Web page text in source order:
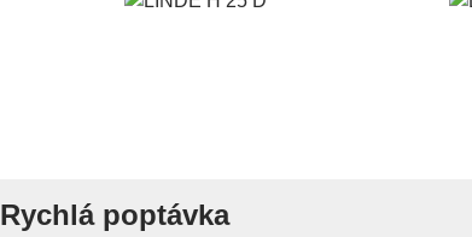
Rychlá poptávka